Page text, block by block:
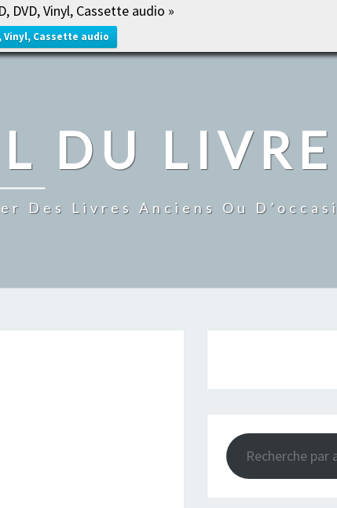
DVD, Vinyl, Cassette audio »
Vinyl, Cassette audio
ACCUEIL
DU LIVRE
Des Livres Anciens Ou
Recherche par